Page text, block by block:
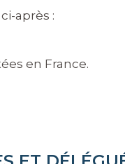
après :
en France.